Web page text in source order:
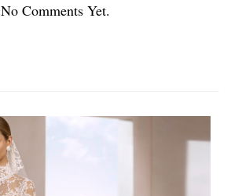
No Comments Yet.